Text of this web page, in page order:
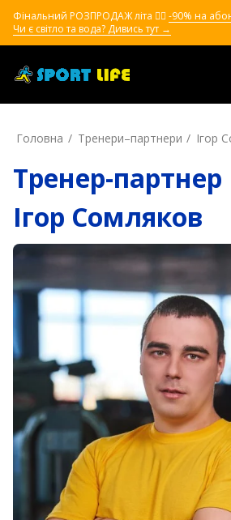
Фінальний РОЗПРОДАЖ літа ❤️‍🔥 -90% на
Чи є світло та вода? Дивись тут →
Головна Тренери–партнери Ігор
Тренер-партнер
Ігор Сомляков